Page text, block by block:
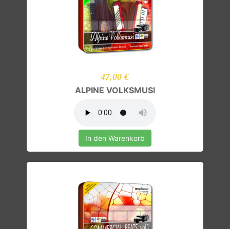
47,00 €
ALPINE VOLKSMUSI
In den Warenkorb